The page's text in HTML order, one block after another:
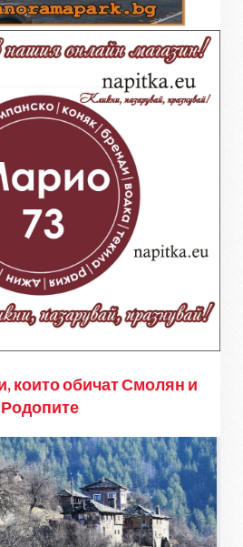
които обичат Смолян и
Родопите